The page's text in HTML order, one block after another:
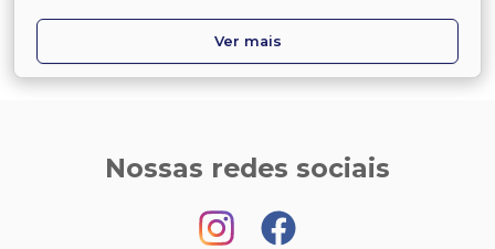
Ver mais
Nossas redes sociais